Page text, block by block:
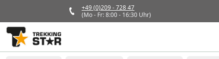
+49 (0)209 - 728 47
(Mo - Fr: 8:00 - 16:30 Uhr)